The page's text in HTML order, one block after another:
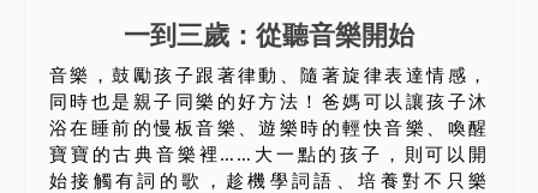
一到三歲：從聽音樂開始
音樂，鼓勵孩子跟著律動、隨著旋律表達情感，
同時也是親子同樂的好方法！爸媽可以讓孩子沐
浴在睡前的慢板音樂、遊樂時的輕快音樂、喚醒
寶寶的古典音樂裡……大一點的孩子，則可以開
始接觸有詞的歌，趁機學詞語、培養對不只樂